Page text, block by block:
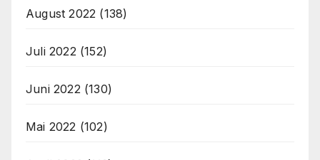
August 2022 (138)
Juli 2022 (152)
Juni 2022 (130)
Mai 2022 (102)